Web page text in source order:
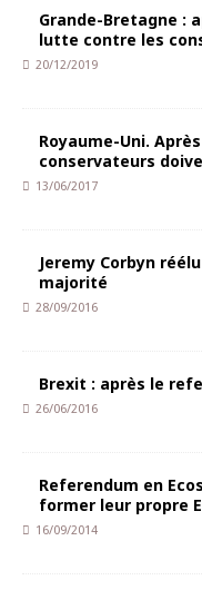
Grande-Bretagne :
lutte contre les
20/12/2019
Royaume-Uni.
conservateurs
13/06/2017
Jeremy Corbyn
majorité
28/09/2016
Brexit : après le
26/06/2016
Referendum en
former leur propre
16/09/2014